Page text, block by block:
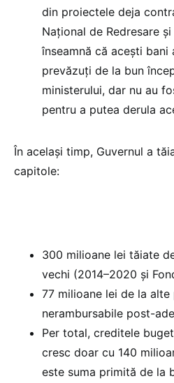
din proiectele deja
Național de Redresare
înseamnă că acești
prevăzuți de la bun
ministerului, dar nu au
pentru a putea derula
În același timp, Guvernul a
capitole:
300 milioane lei tăiate
vechi (2014–2020 și
77 milioane lei de la alte
nerambursabile post-
Per total, creditele
cresc doar cu 140
este suma primită de la